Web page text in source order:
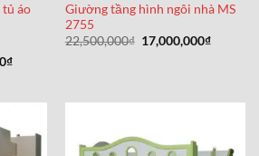
tủ áo
₫Giá
Giường tầng hình ngôi nhà MS
2755
22,500,000₫ Giá
gốc
17,000,000₫Giá